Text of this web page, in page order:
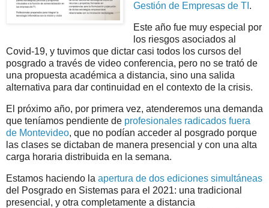
Gestión de Empresas de TI .
Este año fue muy especial por
los riesgos asociados al
Covid-19, y tuvimos que dictar casi todos los cursos del
posgrado a través de video conferencia, pero no se trató de
una propuesta académica a distancia, sino una salida
alternativa para dar continuidad en el contexto de la crisis.
El próximo año, por primera vez, atenderemos una demanda
que teníamos pendiente de profesionales radicados fuera
de Montevideo, que no podían acceder al posgrado porque
las clases se dictaban de manera presencial y con una alta
carga horaria distribuida en la semana.
Estamos haciendo la apertura de dos ediciones simultáneas
del Posgrado en Sistemas para el 2021: una tradicional
presencial, y otra completamente a distancia